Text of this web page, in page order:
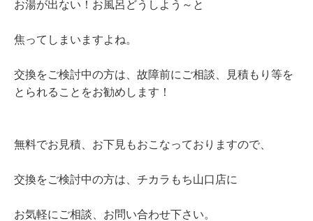
お湯が出ない！お風呂どうしよう～と
焦ってしまいますよね。
交換をご検討中の方は、故障前にご相談、見積もり等を
とられることをお勧めします！
無料でお見積、お下見もおこなっておりますので、
交換をご検討中の方は、チカラもち山口店に
お気軽にご相談、お問い合わせ下さい。